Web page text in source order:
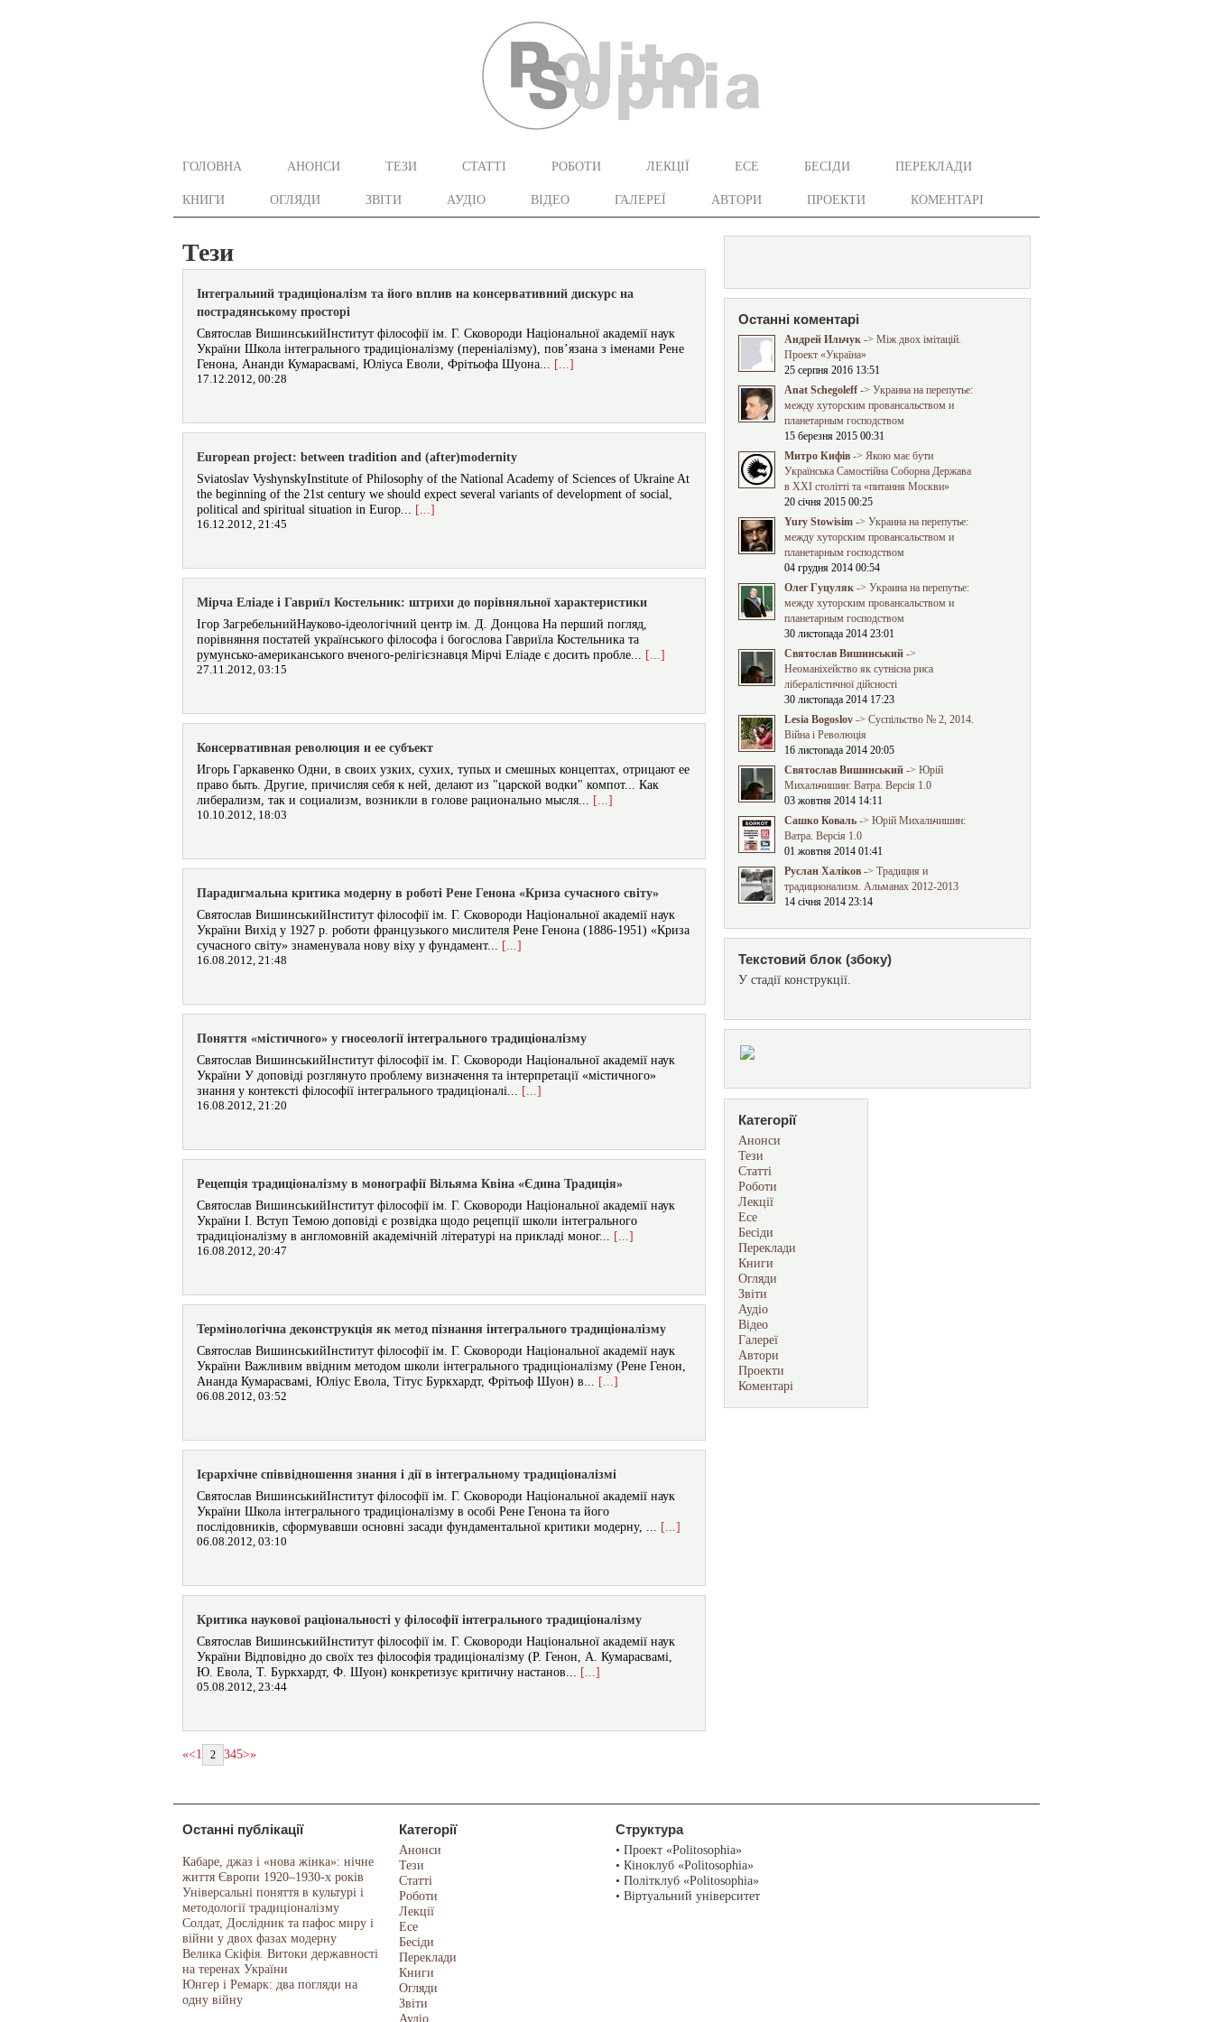
ГОЛОВНА АНОНСИ ТЕЗИ СТАТТІ РОБОТИ ЛЕКЦІЇ ЕСЕ БЕСІДИ ПЕРЕКЛАДИ
КНИГИ ОГЛЯДИ ЗВІТИ АУДІО ВІДЕО ГАЛЕРЕЇ АВТОРИ ПРОЕКТИ КОМЕНТАРІ
Тези
Інтегральний традиціоналізм та його вплив на консервативний дискурс на
пострадянському просторі
Святослав ВишинськийІнститут філософії ім. Г. Сковороди Національної академії наук
України Школа інтегрального традиціоналізму (переніалізму), пов’язана з іменами Рене
Генона, Ананди Кумарасвамі, Юліуса Еволи, Фрітьофа Шуона... [...]
17.12.2012, 00:28
European project: between tradition and (after)modernity
Sviatoslav VyshynskyInstitute of Philosophy of the National Academy of Sciences of Ukraine At
the beginning of the 21st century we should expect several variants of development of social,
political and spiritual situation in Europ... [...]
16.12.2012, 21:45
Мірча Еліаде і Гавриїл Костельник: штрихи до порівняльної характеристики
Ігор ЗагребельнийНауково-ідеологічний центр ім. Д. Донцова На перший погляд,
порівняння постатей українського філософа і богослова Гавриїла Костельника та
румунсько-американського вченого-релігієзнавця Мірчі Еліаде є досить пробле... [...]
27.11.2012, 03:15
Консервативная революция и ее субъект
Игорь Гаркавенко Одни, в своих узких, сухих, тупых и смешных концептах, отрицают ее
право быть. Другие, причисляя себя к ней, делают из "царской водки" компот... Как
либерализм, так и социализм, возникли в голове рационально мысля... [...]
10.10.2012, 18:03
Парадигмальна критика модерну в роботі Рене Генона «Криза сучасного світу»
Святослав ВишинськийІнститут філософії ім. Г. Сковороди Національної академії наук
України Вихід у 1927 р. роботи французького мислителя Рене Генона (1886-1951) «Криза
сучасного світу» знаменувала нову віху у фундамент... [...]
16.08.2012, 21:48
Поняття «містичного» у гносеології інтегрального традиціоналізму
Святослав ВишинськийІнститут філософії ім. Г. Сковороди Національної академії наук
України У доповіді розглянуто проблему визначення та інтерпретації «містичного»
знання у контексті філософії інтегрального традиціоналі... [...]
16.08.2012, 21:20
Рецепція традиціоналізму в монографії Вільяма Квіна «Єдина Традиція»
Святослав ВишинськийІнститут філософії ім. Г. Сковороди Національної академії наук
України I. Вступ Темою доповіді є розвідка щодо рецепції школи інтегрального
традиціоналізму в англомовній академічній літературі на прикладі моног... [...]
16.08.2012, 20:47
Термінологічна деконструкція як метод пізнання інтегрального традиціоналізму
Святослав ВишинськийІнститут філософії ім. Г. Сковороди Національної академії наук
України Важливим ввідним методом школи інтегрального традиціоналізму (Рене Генон,
Ананда Кумарасвамі, Юліус Евола, Тітус Буркхардт, Фрітьоф Шуон) в... [...]
06.08.2012, 03:52
Ієрархічне співвідношення знання і дії в інтегральному традиціоналізмі
Святослав ВишинськийІнститут філософії ім. Г. Сковороди Національної академії наук
України Школа інтегрального традиціоналізму в особі Рене Генона та його
послідовників, сформувавши основні засади фундаментальної критики модерну, ... [...]
06.08.2012, 03:10
Критика наукової раціональності у філософії інтегрального традиціоналізму
Святослав ВишинськийІнститут філософії ім. Г. Сковороди Національної академії наук
України Відповідно до своїх тез філософія традиціоналізму (Р. Генон, А. Кумарасвамі,
Ю. Евола, Т. Буркхардт, Ф. Шуон) конкретизує критичну настанов... [...]
05.08.2012, 23:44
«<1 2 345>»
Останні коментарі
Андрей Ильчук -> Між двох імітацій.
Проект «Україна»
25 серпня 2016 13:51
Anat Schegoleff -> Украина на перепутье:
между хуторским провансальством и
планетарным господством
15 березня 2015 00:31
Митро Кифів -> Якою має бути
Українська Самостійна Соборна Держава
в XXI столітті та «питання Москви»
20 січня 2015 00:25
Yury Stowisim -> Украина на перепутье:
между хуторским провансальством и
планетарным господством
04 грудня 2014 00:54
Олег Гуцуляк -> Украина на перепутье:
между хуторским провансальством и
планетарным господством
30 листопада 2014 23:01
Святослав Вишинський ->
Неоманіхейство як сутнісна риса
лібералістичної дійсності
30 листопада 2014 17:23
Lesia Bogoslov -> Суспільство № 2, 2014.
Війна і Революція
16 листопада 2014 20:05
Святослав Вишинський -> Юрій
Михальчишин: Ватра. Версія 1.0
03 жовтня 2014 14:11
Сашко Коваль -> Юрій Михальчишин:
Ватра. Версія 1.0
01 жовтня 2014 01:41
Руслан Халіков -> Традиция и
традиционализм. Альманах 2012-2013
14 січня 2014 23:14
Текстовий блок (збоку)
У стадії конструкції.
Категорії
Анонси
Тези
Статті
Роботи
Лекції
Есе
Бесіди
Переклади
Книги
Огляди
Звіти
Аудіо
Відео
Галереї
Автори
Проекти
Коментарі
Останні публікації
Кабаре, джаз і «нова жінка»: нічне
життя Європи 1920–1930-х років
Універсальні поняття в культурі і
методології традиціоналізму
Солдат, Дослідник та пафос миру і
війни у двох фазах модерну
Велика Скіфія. Витоки державності
на теренах України
Юнгер і Ремарк: два погляди на
одну війну
Категорії
Анонси
Тези
Статті
Роботи
Лекції
Есе
Бесіди
Переклади
Книги
Огляди
Звіти
Аудіо
Структура
• Проект «Politosophia»
• Кіноклуб «Politosophia»
• Політклуб «Politosophia»
• Віртуальний університет